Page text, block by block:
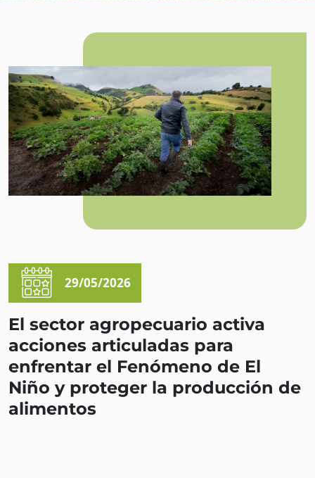
29/05/2026
El sector agropecuario activa
acciones articuladas para
enfrentar el Fenómeno de El
Niño y proteger la producción de
alimentos